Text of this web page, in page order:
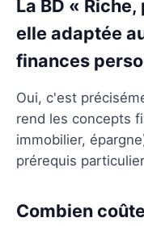
La BD «
elle adaptée
finances
Oui, c'est
rend les concepts
immobilier,
prérequis
Combien